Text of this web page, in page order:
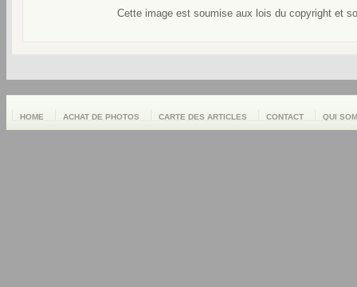
Cette image est soumise aux lois du copyright et
HOME ACHAT DE PHOTOS CARTE DES ARTICLES CONTACT QUI